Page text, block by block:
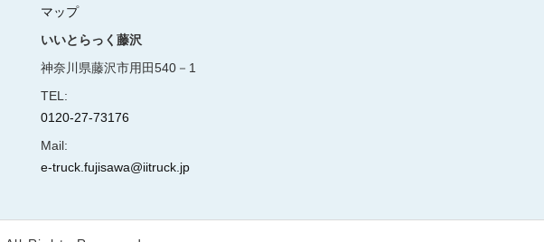
マップ
いいとらっく藤沢
神奈川県藤沢市用田540－1
TEL:
0120-27-73176
Mail:
e-truck.fujisawa@iitruck.jp